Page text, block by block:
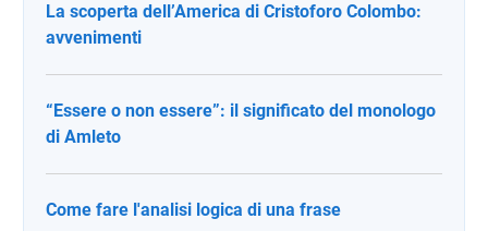
La scoperta dell’America di Cristoforo Colombo:
avvenimenti
“Essere o non essere”: il significato del monologo
di Amleto
Come fare l'analisi logica di una frase